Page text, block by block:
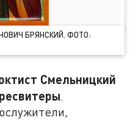
БРЯНСКИЙ. ФОТО:
Смельницкий
.